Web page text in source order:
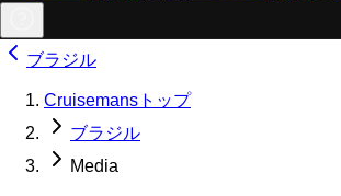
ブラジル
Cruisemansトップ
ブラジル
Media